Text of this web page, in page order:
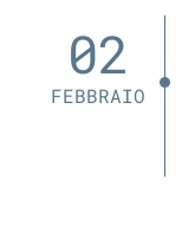
02
FEBBRAIO